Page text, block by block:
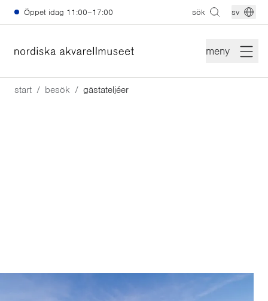
Hoppa till huvudinnehåll
Öppet idag 11:00–17:00 sök sv
meny
start besök gästateljéer